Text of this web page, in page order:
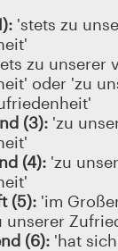
'stets zu
zu unserer
oder 'zu
(3): 'zu
(4): 'zu
(5): 'im
unserer
(6): 'hat